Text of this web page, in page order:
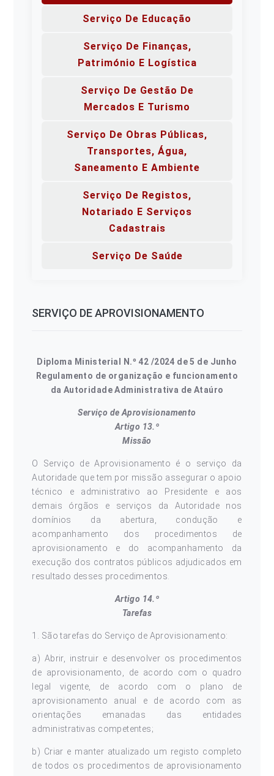
Serviço De Educação
Serviço De Finanças,
Património E Logística
Serviço De Gestão De
Mercados E Turismo
Serviço De Obras Públicas,
Transportes, Água,
Saneamento E Ambiente
Serviço De Registos,
Notariado E Serviços
Cadastrais
Serviço De Saúde
SERVIÇO DE APROVISIONAMENTO
Diploma Ministerial N.º 42 /2024 de 5 de Junho
Regulamento de organização e funcionamento
da Autoridade Administrativa de Ataúro
Serviço de Aprovisionamento
Artigo 13.º
Missão
O Serviço de Aprovisionamento é o serviço da
Autoridade que tem por missão assegurar o apoio
técnico e administrativo ao Presidente e aos
demais órgãos e serviços da Autoridade nos
domínios da abertura, condução e
acompanhamento dos procedimentos de
aprovisionamento e do acompanhamento da
execução dos contratos públicos adjudicados em
resultado desses procedimentos.
Artigo 14.º
Tarefas
1. São tarefas do Serviço de Aprovisionamento:
a) Abrir, instruir e desenvolver os procedimentos
de aprovisionamento, de acordo com o quadro
legal vigente, de acordo com o plano de
aprovisionamento anual e de acordo com as
orientações emanadas das entidades
administrativas competentes;
b) Criar e manter atualizado um registo completo
de todos os procedimentos de aprovisionamento